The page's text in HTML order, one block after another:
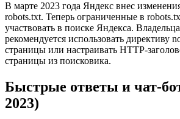
В марте 2023 года Яндекс внес
robots.txt. Теперь ограниченные в
участвовать в поиске Яндекса.
рекомендуется использовать директиву
страницы или настраивать HTTP-
страницы из поисковика.
Быстрые ответы и чат-
2023)